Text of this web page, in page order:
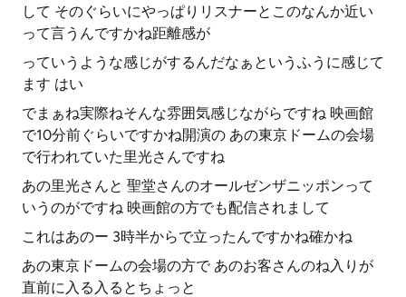
して そのぐらいにやっぱりリスナーとこのなんか近い
って言うんですかね距離感が
っていうような感じがするんだなぁというふうに感じて
ます はい
でまぁね実際ねそんな雰囲気感じながらですね 映画館
で10分前ぐらいですかね開演の あの東京ドームの会場
で行われていた里光さんですね
あの里光さんと 聖堂さんのオールゼンザニッポンって
いうのがですね 映画館の方でも配信されまして
これはあのー 3時半からで立ったんですかね確かね
あの東京ドームの会場の方で あのお客さんのね入りが
直前に入る入るとちょっと